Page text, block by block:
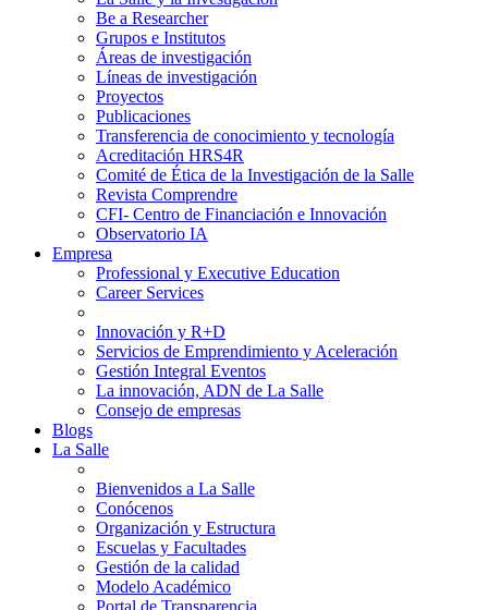
Be a Researcher
Grupos e Institutos
Áreas de investigación
Líneas de investigación
Proyectos
Publicaciones
Transferencia de conocimiento y tecnología
Acreditación HRS4R
Comité de Ética de la Investigación de la Salle
Revista Comprendre
CFI- Centro de Financiación e Innovación
Observatorio IA
Empresa
Professional y Executive Education
Career Services
Innovación y R+D
Servicios de Emprendimiento y Aceleración
Gestión Integral Eventos
La innovación, ADN de La Salle
Consejo de empresas
Blogs
La Salle
Bienvenidos a La Salle
Conócenos
Organización y Estructura
Escuelas y Facultades
Gestión de la calidad
Modelo Académico
Portal de Transparencia